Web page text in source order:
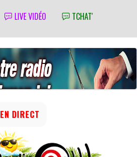
LIVE VIDÉO TCHAT'
EN DIRECT